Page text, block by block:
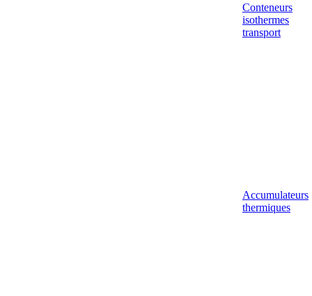
Conteneurs
isothermes
transport
Accumulateurs
thermiques